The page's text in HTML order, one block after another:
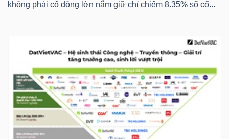
không phải cổ đông lớn nắm giữ chỉ chiếm 8.35% số cổ...
YẾU
TIÊU
DÙNG
THIẾT
YẾU